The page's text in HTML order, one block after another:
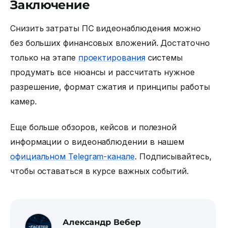
Заключение
Снизить затраты ПС видеонаблюдения можно
без больших финансовых вложений. Достаточно
только на этапе проектированиясистемы
продумать все нюансы и рассчитать нужное
разрешение, формат сжатия и принципы работы
камер.
Еще больше обзоров, кейсов и полезной
информации о видеонаблюдении в нашем
официальном Telegram-канале. Подписывайтесь,
чтобы оставаться в курсе важных событий.
Александр Вебер